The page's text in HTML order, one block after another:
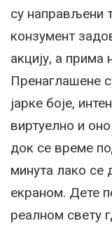
су направљени
конзумент
акцију, а
Пренаглашене
јарке боје,
виртуелно и
док се време
минута лако се
екраном. Дете
реалном свету